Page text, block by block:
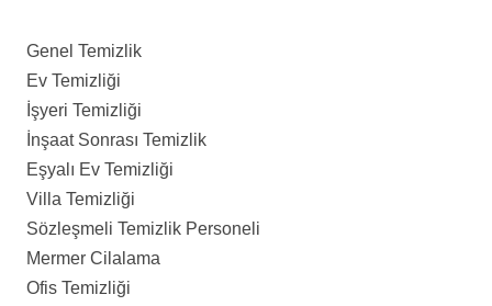
Genel Temizlik
Ev Temizliği
İşyeri Temizliği
İnşaat Sonrası Temizlik
Eşyalı Ev Temizliği
Villa Temizliği
Sözleşmeli Temizlik Personeli
Mermer Cilalama
Ofis Temizliği